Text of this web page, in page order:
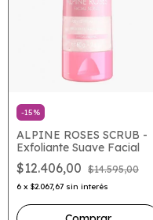
-15%
ALPINE ROSES SCRUB -
Exfoliante Suave Facial
$12.406,00 $14.595,00
6 x $2.067,67 sin interés